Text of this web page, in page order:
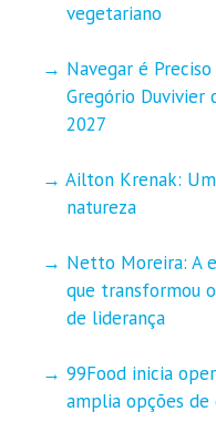
vegetariano
Navegar é
Gregório Duvivier
2027
Ailton Krenak:
natureza
Netto Moreira: A
que transformou
de liderança
99Food inicia
amplia opções de